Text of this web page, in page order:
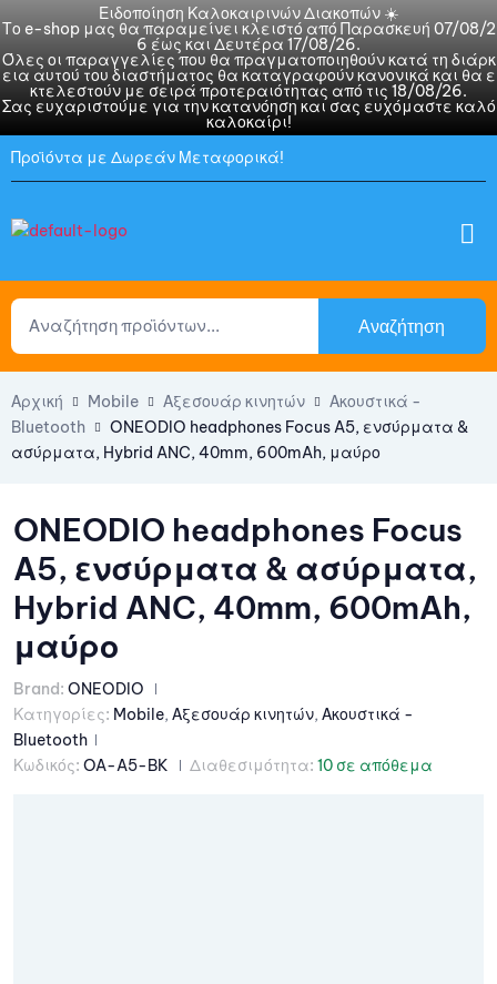
Ειδοποίηση Καλοκαιρινών Διακοπών ☀️
Το e-shop μας θα παραμείνει κλειστό από Παρασκευή 07/08/2
6 έως και Δευτέρα 17/08/26.
Όλες οι παραγγελίες που θα πραγματοποιηθούν κατά τη διάρκ
εια αυτού του διαστήματος θα καταγραφούν κανονικά και θα ε
κτελεστούν με σειρά προτεραιότητας από τις 18/08/26.
Σας ευχαριστούμε για την κατανόηση και σας ευχόμαστε καλό
καλοκαίρι!
Προϊόντα με Δωρεάν Μεταφορικά!
Αναζήτηση
Αρχική Mobile Αξεσουάρ κινητών
Ακουστικά -
Bluetooth
ONEODIO headphones Focus A5, ενσύρματα &
ασύρματα, Hybrid ANC, 40mm, 600mAh, μαύρο
ONEODIO headphones Focus
A5, ενσύρματα & ασύρματα,
Hybrid ANC, 40mm, 600mAh,
μαύρο
Brand: ONEODIO
Κατηγορίες: Mobile, Αξεσουάρ κινητών, Ακουστικά -
Bluetooth
Κωδικός: OA-A5-BK Διαθεσιμότητα: 10 σε απόθεμα